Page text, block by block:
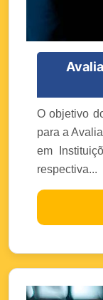
O objetivo
para a
em
respectiva...